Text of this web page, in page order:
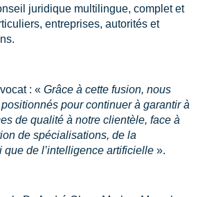
juridique multilingue, complet et
entreprises, autorités et
: «Grâce à cette fusion, nous
pour continuer à garantir à
de qualité à notre clientèle, face à
de spécialisations, de la
que de l’intelligence artificielle ».